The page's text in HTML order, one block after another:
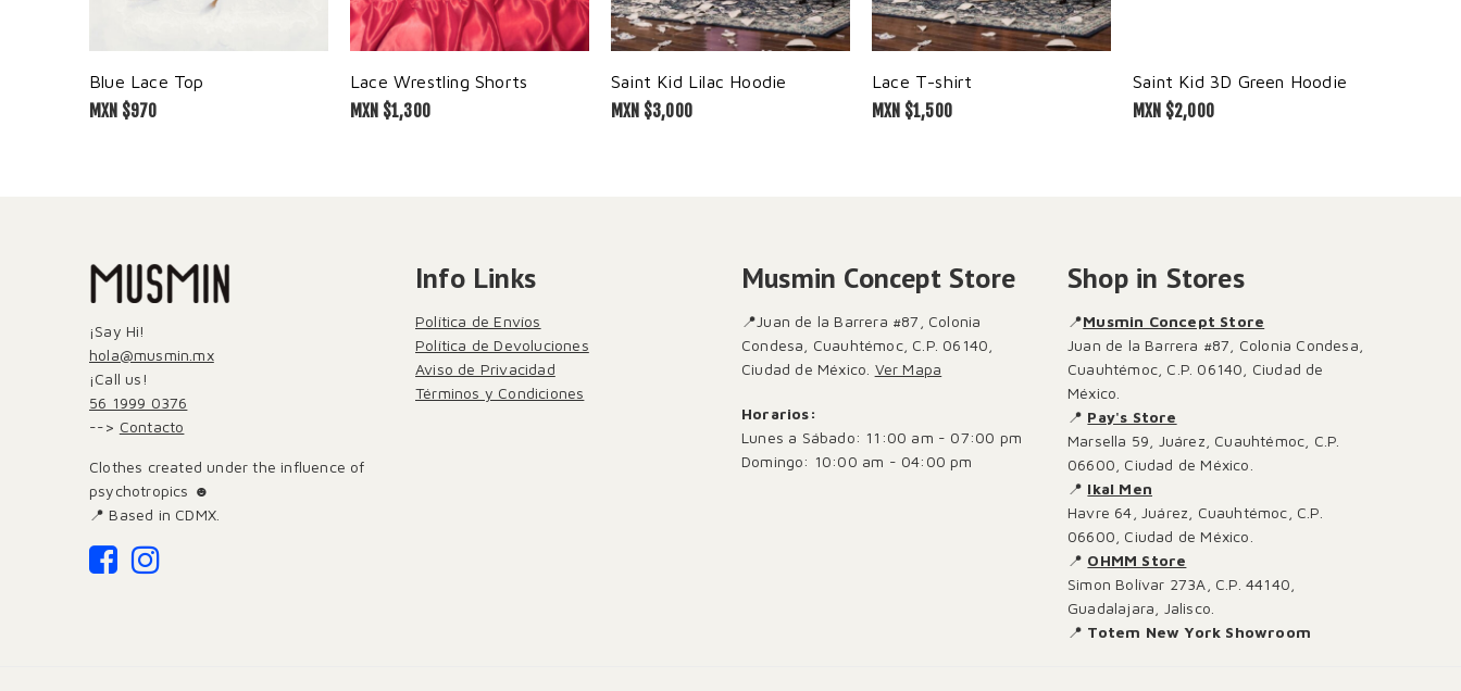
Blue Lace Top
MXN $970
Lace Wrestling Shorts
MXN $1,300
Saint Kid Lilac Hoodie
MXN $3,000
Lace T-shirt
MXN $1,500
Saint Kid 3D Green Hoodie
MXN $2,000
¡Say Hi!
hola@musmin.mx
¡Call us!
56 1999 0376
--> Contacto
Clothes created under the influence of
psychotropics ☻
📍 Based in CDMX.
Info Links
Política de Envíos
Política de Devoluciones
Aviso de Privacidad
Términos y Condiciones
Musmin Concept Store
📍Juan de la Barrera #87, Colonia
Condesa, Cuauhtémoc, C.P. 06140,
Ciudad de México. Ver Mapa
Horarios:
Lunes a Sábado: 11:00 am - 07:00 pm
Domingo: 10:00 am - 04:00 pm
Shop in Stores
📍Musmin Concept Store
Juan de la Barrera #87, Colonia Condesa,
Cuauhtémoc, C.P. 06140, Ciudad de
México.
📍 Pay's Store
Marsella 59, Juárez, Cuauhtémoc, C.P.
06600, Ciudad de México.
📍 Ikal Men
Havre 64, Juárez, Cuauhtémoc, C.P.
06600, Ciudad de México.
📍 OHMM Store
Simon Bolívar 273A, C.P. 44140,
Guadalajara, Jalisco.
📍 Totem New York Showroom